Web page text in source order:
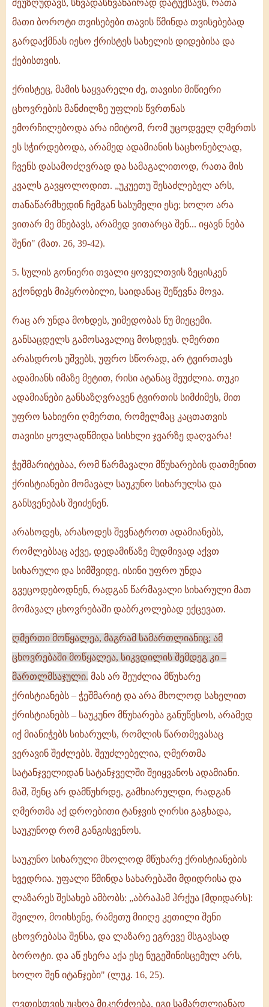
შეუზღუდავს, სხვადასხვანაირად დატუქსავს, რათა
მათი ბოროტი თვისებები თავის წმინდა თვისებებად
გარდაქმნას იესო ქრისტეს სახელის დიდებისა და
ქებისთვის.
ქრისტეც, მამის საყვარელი ძე, თავისი მიწიერი
ცხოვრების მანძილზე უფლის წვრთნას
ემორჩილებოდა არა იმიტომ, რომ უცოდველ ღმერთს
ეს სჭირდებოდა, არამედ ადამიანის საცხონებლად,
ჩვენს დასამოძღვრად და სამაგალითოდ, რათა მის
კვალს გავყოლოდით. „უკუეთუ შესაძლებელ არს,
თანაწარმხედინ ჩემგან სასუმელი ესე; ხოლო არა
ვითარ მე მნებავს, არამედ ვითარცა შენ... იყავნ ნება
შენი" (მათ. 26, 39-42).
5. სულის გონიერი თვალი ყოველთვის ზეცისკენ
გქონდეს მიპყრობილი, საიდანაც შეწევნა მოვა.
რაც არ უნდა მოხდეს, უიმედობას ნუ მიეცემი.
განსაცდელს გამოსავალიც მოსდევს. ღმერთი
არასდროს უშვებს, უფრო სწორად, არ ტვირთავს
ადამიანს იმაზე მეტით, რისი ატანაც შეუძლია. თუკი
ადამიანები განსაზღვრავენ ტვირთის სიმძიმეს, მით
უფრო სახიერი ღმერთი, რომელმაც კაცთათვის
თავისი ყოვლადწმიდა სისხლი ჯვარზე დაღვარა!
ჭეშმარიტებაა, რომ წარმავალი მწუხარების დათმენით
ქრისტიანები მომავალ საუკუნო სიხარულსა და
განსვენებას შეიძენენ.
არასოდეს, არასოდეს შევნატროთ ადამიანებს,
რომლებსაც აქვე, დედამიწაზე მუდმივად აქვთ
სიხარული და სიმშვიდე. ისინი უფრო უნდა
გვეცოდებოდნენ, რადგან წარმავალი სიხარული მათ
მომავალ ცხოვრებაში დაბრკოლებად ექცევათ.
ღმერთი მოწყალეა, მაგრამ სამართლიანიც; ამ
ცხოვრებაში მოწყალეა, სიკვდილის შემდეგ კი –
მართლმსაჯული. მას არ შეუძლია მწუხარე
ქრისტიანებს – ჭეშმარიტ და არა მხოლოდ სახელით
ქრისტიანებს – საუკუნო მწუხარება განუწესოს, არამედ
იქ მიანიჭებს სიხარულს, რომლის წართმევასაც
ვერავინ შეძლებს. შეუძლებელია, ღმერთმა
სატანჯველიდან სატანჯველში შეიყვანოს ადამიანი.
მაშ, შენც არ დამწუხრდე, გამხიარულდი, რადგან
ღმერთმა აქ დროებითი ტანჯვის ღირსი გაგხადა,
საუკუნოდ რომ განგისვენოს.
საუკუნო სიხარული მხოლოდ მწუხარე ქრისტიანების
ხვედრია. უფალი წმინდა სახარებაში მდიდრისა და
ლაზარეს შესახებ ამბობს: „აბრაჰამ ჰრქუა [მდიდარს]:
შვილო, მოიხსენე, რამეთუ მიიღე კეთილი შენი
ცხოვრებასა შენსა, და ლაზარე ეგრევე მსგავსად
ბოროტი. და აწ ესერა აქა ესე ნუგეშინისცემულ არს,
ხოლო შენ იტანჯები" (ლუკ. 16, 25).
ღვთისთვის უცხოა მიკერძოება, იგი სამართლიანად